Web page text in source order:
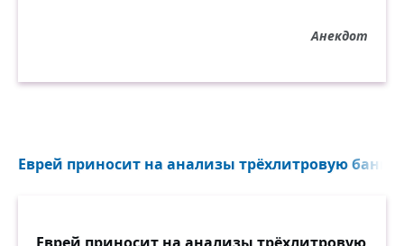
Анекдот
Еврей приносит на анализы трёхлитровую